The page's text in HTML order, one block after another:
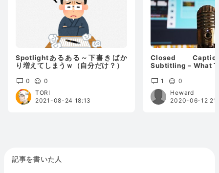
Spotlightあるある～下書きばか
り増えてしまうｗ（自分だけ？）
0
0
TORI
2021-08-24 18:13
Closed
Subtitling – What
1
0
Heward
2020-06-12
記事を書いた人